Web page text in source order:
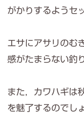
がかりするようセ
エサにアサリのむ
感がたまらない釣
また，カワハギは
を魅了するのでし